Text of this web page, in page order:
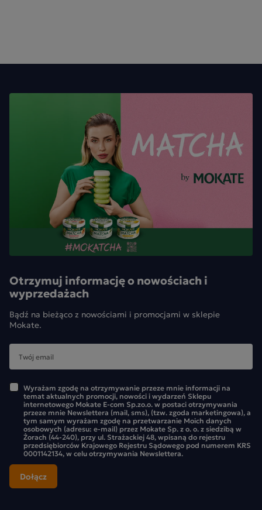
Otrzymuj informację o nowościach i
wyprzedażach
Bądź na bieżąco z nowościami i promocjami w sklepie
Mokate.
Wyrażam zgodę na otrzymywanie przeze mnie informacji na
temat aktualnych promocji, nowości i wydarzeń Sklepu
internetowego Mokate E-com Sp.zo.o. w postaci otrzymywania
przeze mnie Newslettera (mail, sms), (tzw. zgoda marketingowa), a
tym samym wyrażam zgodę na przetwarzanie Moich danych
osobowych (adresu: e-mail) przez Mokate Sp. z o. o. z siedzibą w
Żorach (44-240), przy ul. Strażackiej 48, wpisaną do rejestru
przedsiębiorców Krajowego Rejestru Sądowego pod numerem KRS
0001142134, w celu otrzymywania Newslettera.